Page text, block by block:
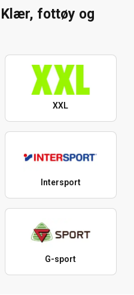
fottøy og
XXL
Intersport
G-sport